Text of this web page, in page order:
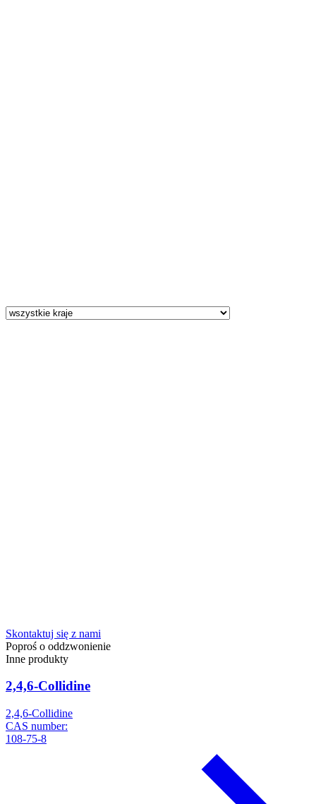
Skontaktuj się z nami
Poproś o oddzwonienie
Inne produkty
2,4,6-Collidine
2,4,6-Collidine
CAS number:
108-75-8